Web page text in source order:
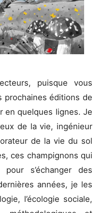
puisque vous
prochaines éditions de
en quelques lignes. Je
de la vie, ingénieur
de la vie du sol
ces champignons qui
pour s’échanger des
années, je les
l’écologie sociale,